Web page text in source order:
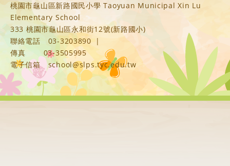
桃園市龜山區新路國民小學 Taoyuan Municipal Xin Lu
Elementary School
333 桃園市龜山區永和街12號(新路國小)
聯絡電話
03-3203890
|
傳真
03-3505995
電子信箱
school@slps.tyc.edu.tw